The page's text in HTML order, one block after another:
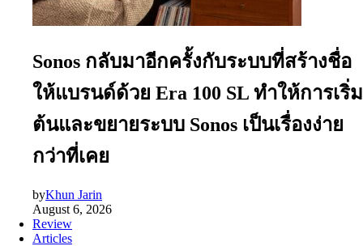
Sonos กลับมาอีกครั้งกับระบบที่สร้างชื่อ
ให้แบรนด์ด้วย Era 100 SL ทำให้การเริ่ม
ต้นและขยายระบบ Sonos เป็นเรื่องง่าย
กว่าที่เคย
byKhun Jarin
August 6, 2026
Review
Articles